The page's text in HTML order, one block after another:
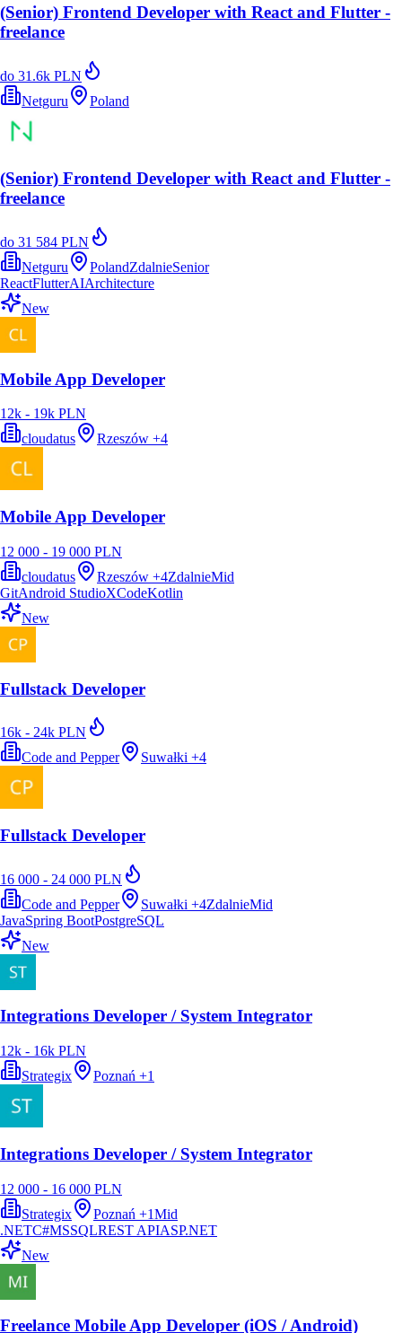
(Senior) Frontend Developer with React and Flutter -
freelance
do 31.6k PLN
Netguru
Poland
(Senior) Frontend Developer with React and Flutter -
freelance
do 31 584 PLN
Netguru
PolandZdalnieSenior
ReactFlutterAIArchitecture
New
Mobile App Developer
12k - 19k PLN
cloudatus
Rzeszów +4
Mobile App Developer
12 000 - 19 000 PLN
cloudatus
Rzeszów +4ZdalnieMid
GitAndroid StudioXCodeKotlin
New
Fullstack Developer
16k - 24k PLN
Code and Pepper
Suwałki +4
Fullstack Developer
16 000 - 24 000 PLN
Code and Pepper
Suwałki +4ZdalnieMid
JavaSpring BootPostgreSQL
New
Integrations Developer / System Integrator
12k - 16k PLN
Strategix
Poznań +1
Integrations Developer / System Integrator
12 000 - 16 000 PLN
Strategix
Poznań +1Mid
.NETC#MSSQLREST APIASP.NET
New
Freelance Mobile App Developer (iOS / Android)